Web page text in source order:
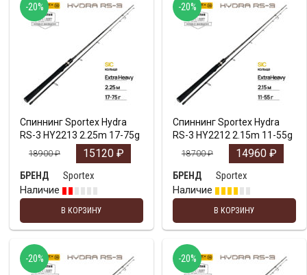
Спиннинг Sportex Hydra
RS-3 HY2213 2.25m 17-75g
18900₽ 15120 ₽
БРЕНД
Sportex
Наличие
В КОРЗИНУ
-20%
Спиннинг Sportex Hydra
RS-3 HY2212 2.15m 11-55g
18700₽ 14960 ₽
БРЕНД
Sportex
Наличие
В КОРЗИНУ
-20%
-20% -20%